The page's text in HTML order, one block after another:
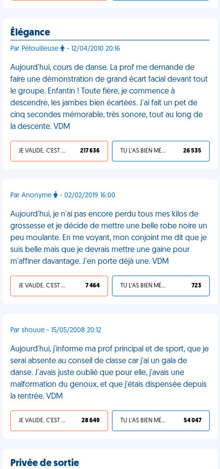
Élégance
Par Pétouilleuse - 12/04/2010 20:16
Aujourd'hui, cours de danse. La prof me demande de
faire une démonstration de grand écart facial devant tout
le groupe. Enfantin ! Toute fière, je commence à
descendre, les jambes bien écartées. J'ai fait un pet de
cinq secondes mémorable, très sonore, tout au long de
la descente. VDM
JE VALIDE, C'EST UNE VDM 217 636 TU L'AS BIEN MÉRITÉ 26 535
Par Anonyme - 02/02/2019 16:00
Aujourd'hui, je n'ai pas encore perdu tous mes kilos de
grossesse et je décide de mettre une belle robe noire un
peu moulante. En me voyant, mon conjoint me dit que je
suis belle mais que je devrais mettre une gaine pour
m'affiner davantage. J'en porte déjà une. VDM
JE VALIDE, C'EST UNE VDM 7 464 TU L'AS BIEN MÉRITÉ 723
Par shouue - 15/05/2008 20:12
Aujourd'hui, j'informe ma prof principal et de sport, que je
serai absente au conseil de classe car j'ai un gala de
danse. J'avais juste oublié que pour elle, j'avais une
malformation du genoux, et que j'étais dispensée depuis
la rentrée. VDM
JE VALIDE, C'EST UNE VDM 28 649 TU L'AS BIEN MÉRITÉ 54 047
Privée de sortie